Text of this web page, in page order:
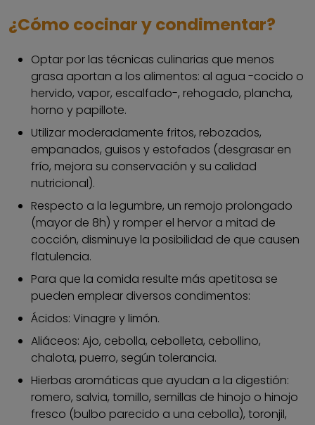
¿Cómo cocinar y condimentar?
Optar por las técnicas culinarias que menos
grasa aportan a los alimentos: al agua -cocido o
hervido, vapor, escalfado-, rehogado, plancha,
horno y papillote.
Utilizar moderadamente fritos, rebozados,
empanados, guisos y estofados (desgrasar en
frío, mejora su conservación y su calidad
nutricional).
Respecto a la legumbre, un remojo prolongado
(mayor de 8h) y romper el hervor a mitad de
cocción, disminuye la posibilidad de que causen
flatulencia.
Para que la comida resulte más apetitosa se
pueden emplear diversos condimentos:
Ácidos: Vinagre y limón.
Aliáceos: Ajo, cebolla, cebolleta, cebollino,
chalota, puerro, según tolerancia.
Hierbas aromáticas que ayudan a la digestión:
romero, salvia, tomillo, semillas de hinojo o hinojo
fresco (bulbo parecido a una cebolla), toronjil,